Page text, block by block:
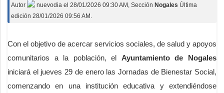
Autor nuevodia el 28/01/2026 09:30 AM , Sección Nogales Última
edición 28/01/2026 09:56 AM.
Con el objetivo de acercar servicios sociales, de salud y apoyos
comunitarios a la población, el Ayuntamiento de Nogales
iniciará el jueves 29 de enero las Jornadas de Bienestar Social,
comenzando en una institución educativa y extendiéndose